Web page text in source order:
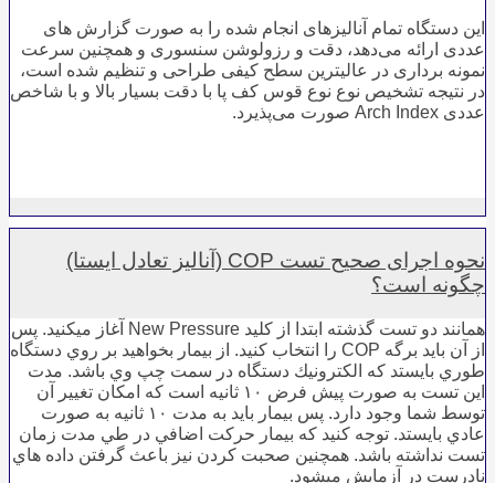
این دستگاه تمام آنالیزهای انجام شده را به صورت گزارش های
عددی ارائه می‌دهد، دقت و رزولوشن سنسوری و همچنین سرعت
نمونه برداری در عالیترین سطح کیفی طراحی و تنظیم شده است،
در نتیجه تشخیص نوع نوع قوس کف پا با دقت بسیار بالا و با شاخص
عددی Arch Index صورت می‌پذیرد.
نحوه اجرای صحیح تست COP (آنالیز تعادل ایستا)
چگونه است؟
ﻫﻤﺎﻧﻨﺪ دو ﺗﺴﺖ ﮔﺬﺷﺘﻪ اﺑﺘﺪا از ﻛﻠﻴﺪ New Pressure آﻏﺎز می­کنید. ﭘﺲ
از آن ﺑﺎﻳﺪ ﺑﺮﮔﻪ COP را اﻧﺘﺨﺎب ﻛﻨﻴﺪ. از ﺑﻴﻤﺎر ﺑﺨﻮاﻫﻴﺪ ﺑﺮ روي دﺳﺘﮕﺎه
ﻃﻮري ﺑﺎﻳﺴﺘﺪ ﻛﻪ اﻟﻜﺘﺮوﻧﻴﻚ دﺳﺘﮕﺎه در ﺳﻤﺖ ﭼﭗ وي ﺑﺎﺷﺪ. ﻣﺪت
اﻳﻦ ﺗﺴﺖ ﺑﻪ ﺻﻮرت ﭘﻴﺶ ﻓﺮض ١٠ ﺛﺎﻧﻴﻪ اﺳﺖ ﻛﻪ اﻣﻜﺎن ﺗﻐﻴﻴﺮ آن
ﺗﻮﺳﻂ ﺷﻤﺎ وﺟﻮد دارد. ﭘﺲ ﺑﻴﻤﺎر ﺑﺎﻳﺪ ﺑﻪ ﻣﺪت ١٠ ﺛﺎﻧﻴﻪ ﺑﻪ ﺻﻮرت
ﻋﺎدي ﺑﺎﻳﺴﺘﺪ. ﺗﻮﺟﻪ ﻛﻨﻴﺪ ﻛﻪ بیمار ﺣﺮﻛﺖ اﺿﺎﻓﻲ در ﻃﻲ ﻣﺪت زﻣﺎن
ﺗﺴﺖ ﻧﺪاﺷﺘﻪ ﺑﺎﺷﺪ. ﻫﻤﭽﻨﻴﻦ ﺻﺤﺒﺖ ﻛﺮدن ﻧﻴﺰ ﺑﺎﻋﺚ ﮔﺮﻓﺘﻦ داده ﻫﺎي
ﻧﺎدرﺳﺖ در آزﻣﺎﻳﺶ می­شود.